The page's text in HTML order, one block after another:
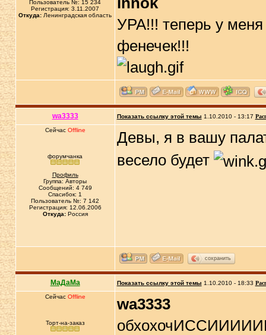
Пользователь №: 15 234
Регистрация: 3.11.2007
Откуда: Ленинградская область
УРА!!! теперь у
фенечек!!!
wa3333 Показать ссылку этой темы 1.10.2010 - 13:17
Сейчас Offline
форумчанка
Профиль
Группа: Авторы
Сообщений: 4 749
Спасибок: 1
Пользователь №: 7 142
Регистрация: 12.06.2006
Откуда:Россия
Девы, я в вашу
весело будет
сохранить
МаДаМа Показать ссылку этой темы 1.10.2010 - 18:33
Сейчас Offline
Торт-на-заказ
wa3333